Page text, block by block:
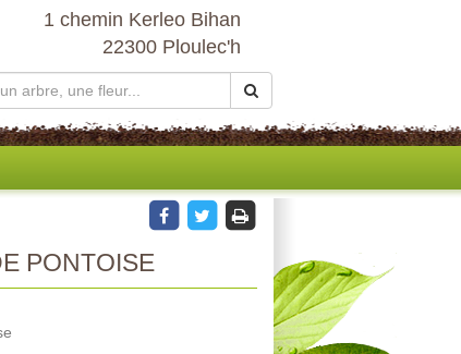
1 chemin Kerleo Bihan
22300 Ploulec'h
PONTOISE